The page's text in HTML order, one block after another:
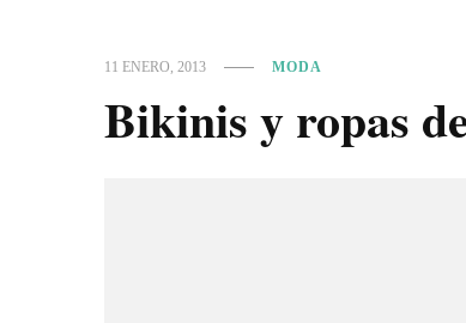
11 ENERO, 2013 MODA
Bikinis y ropas